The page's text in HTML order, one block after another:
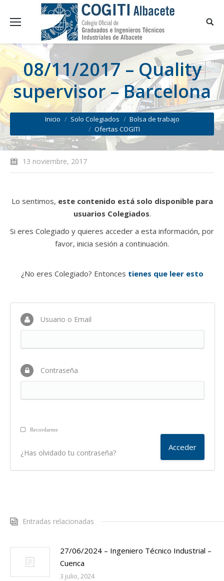
08/11/2017 – Quality
supervisor – Barcelona
You are here:
Inicio Solo Colegiados
Bolsa de trabajo
Ofertas COGITI
13 noviembre, 2017
Lo sentimos, este contenido está solo disponible para
usuarios Colegiados.
Si eres Colegiado y quieres acceder a esta información, por
favor, inicia sesión a continuación.
¿No eres Colegiado? Entonces tienes que leer esto
Usuario o Email
Contraseña
Recordarme
¿Has olvidado tu contraseña?
Entradas relacionadas
27/06/2024 – Ingeniero Técnico Industrial –
Cuenca
3 julio, 2024